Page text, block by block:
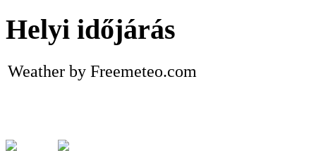
Helyi időjárás
Weather by Freemeteo.com